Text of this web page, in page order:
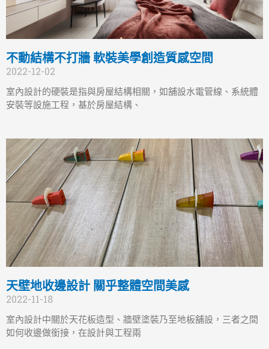
不動結構不打牆 軟裝美學創造質感空間
2022-12-02
室內設計的硬裝是指與房屋結構相關，如舖設水電管線、系統體
安裝等設施工程，基於房屋結構、
天壁地收邊設計 關乎整體空間美感
2022-11-18
室內設計中關於天花板造型、牆壁塗裝乃至地板舖設，三者之間
如何收邊做銜接，在設計與工程兩